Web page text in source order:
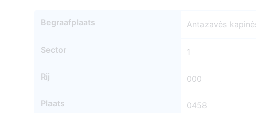
Begraafplaats Antazavės
Sector 1
Rij 000
Plaats 0458